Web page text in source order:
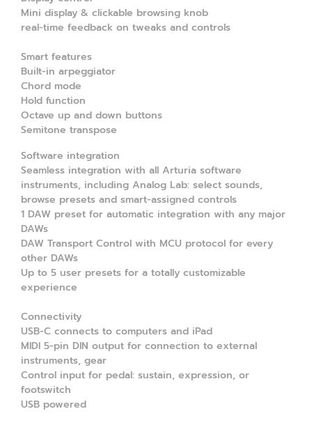
Mini display & clickable browsing knob
real-time feedback on tweaks and controls
Smart features
Built-in arpeggiator
Chord mode
Hold function
Octave up and down buttons
Semitone transpose
Software integration
Seamless integration with all Arturia software
instruments, including Analog Lab: select sounds,
browse presets and smart-assigned controls
1 DAW preset for automatic integration with any major
DAWs
DAW Transport Control with MCU protocol for every
other DAWs
Up to 5 user presets for a totally customizable
experience
Connectivity
USB-C connects to computers and iPad
MIDI 5-pin DIN output for connection to external
instruments, gear
Control input for pedal: sustain, expression, or
footswitch
USB powered